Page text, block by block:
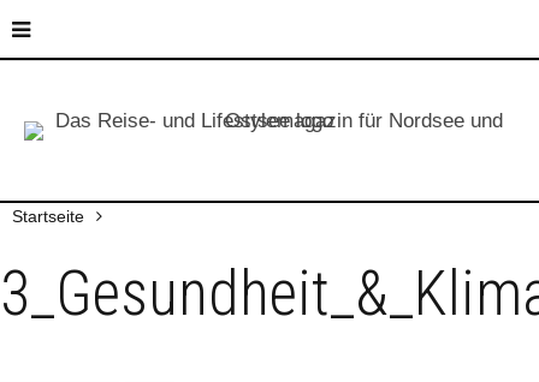
Startseite